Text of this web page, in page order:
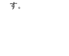
す。